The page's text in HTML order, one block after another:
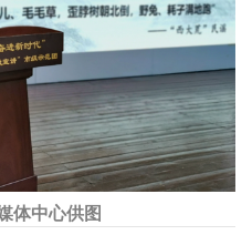
体中心供图